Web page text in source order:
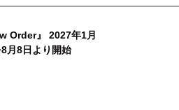
Order』 2027年1月
月8日より開始